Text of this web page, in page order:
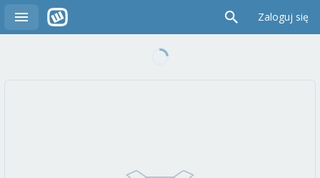
Zaloguj się